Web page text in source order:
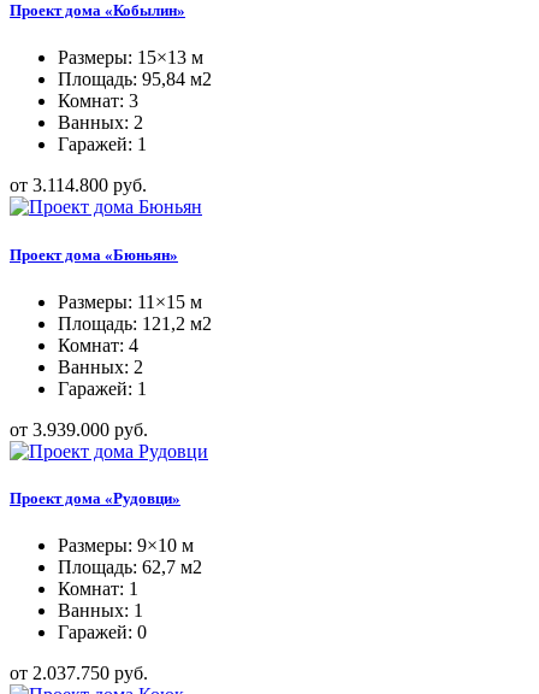
Проект дома «Кобылин»
Размеры: 15×13 м
Площадь: 95,84 м2
Комнат: 3
Ванных: 2
Гаражей: 1
от 3.114.800 руб.
Проект дома «Бюньян»
Размеры: 11×15 м
Площадь: 121,2 м2
Комнат: 4
Ванных: 2
Гаражей: 1
от 3.939.000 руб.
Проект дома «Рудовци»
Размеры: 9×10 м
Площадь: 62,7 м2
Комнат: 1
Ванных: 1
Гаражей: 0
от 2.037.750 руб.